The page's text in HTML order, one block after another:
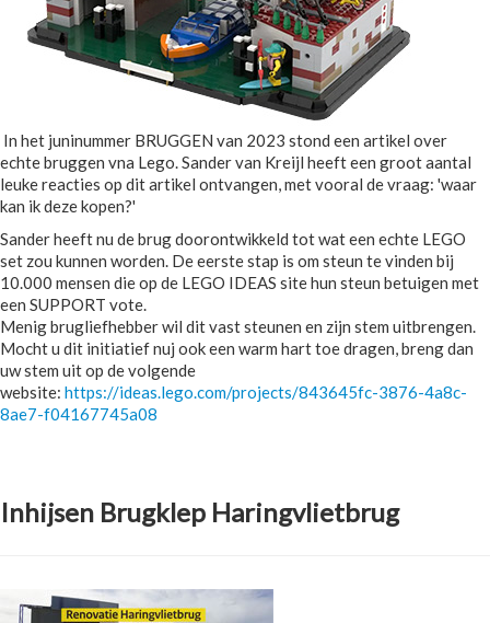
In het juninummer BRUGGEN van 2023 stond een artikel over
echte bruggen vna Lego. Sander van Kreijl heeft een groot aantal
leuke reacties op dit artikel ontvangen, met vooral de vraag: 'waar
kan ik deze kopen?'
Sander heeft nu de brug doorontwikkeld tot wat een echte LEGO
set zou kunnen worden. De eerste stap is om steun te vinden bij
10.000 mensen die op de LEGO IDEAS site hun steun betuigen met
een SUPPORT vote.
Menig brugliefhebber wil dit vast steunen en zijn stem uitbrengen.
Mocht u dit initiatief nuj ook een warm hart toe dragen, breng dan
uw stem uit op de volgende
website: https://ideas.lego.com/projects/843645fc-3876-4a8c-
8ae7-f04167745a08
Inhijsen Brugklep Haringvlietbrug